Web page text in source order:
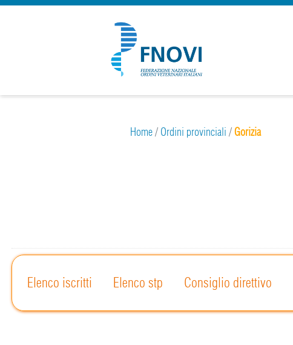
Home/ Ordini provinciali /Gorizia
Elenco iscritti Elenco stp Consiglio direttivo